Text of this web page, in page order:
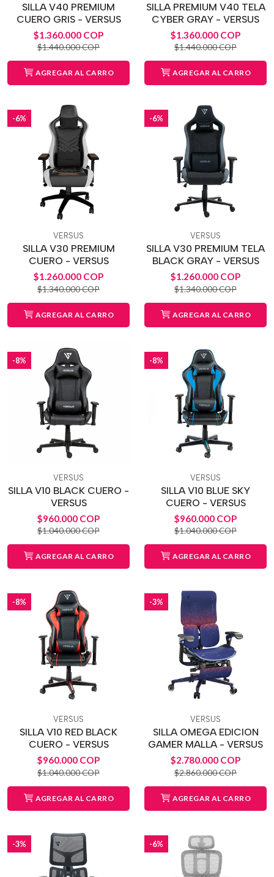
SILLA V40 PREMIUM
CUERO GRIS - VERSUS
$1.360.000 COP
$1.440.000 COP
AGREGAR AL CARRO
SILLA PREMIUM V40 TELA
CYBER GRAY - VERSUS
$1.360.000 COP
$1.440.000 COP
AGREGAR AL CARRO
-6%
VERSUS
SILLA V30 PREMIUM
CUERO - VERSUS
$1.260.000 COP
$1.340.000 COP
AGREGAR AL CARRO
-6%
VERSUS
SILLA V30 PREMIUM TELA
BLACK GRAY - VERSUS
$1.260.000 COP
$1.340.000 COP
AGREGAR AL CARRO
-8%
VERSUS
SILLA V10 BLACK CUERO -
VERSUS
$960.000 COP
$1.040.000 COP
AGREGAR AL CARRO
-8%
VERSUS
SILLA V10 BLUE SKY
CUERO - VERSUS
$960.000 COP
$1.040.000 COP
AGREGAR AL CARRO
-8%
VERSUS
SILLA V10 RED BLACK
CUERO - VERSUS
$960.000 COP
$1.040.000 COP
AGREGAR AL CARRO
-3%
VERSUS
SILLA OMEGA EDICION
GAMER MALLA - VERSUS
$2.780.000 COP
$2.860.000 COP
AGREGAR AL CARRO
-3% -6%